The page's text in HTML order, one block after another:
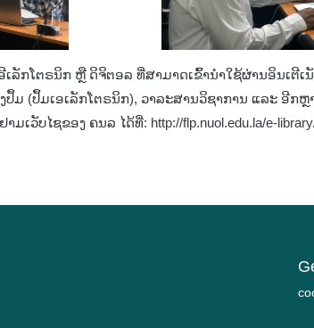
ລັກໂຕຣນິກ ຫຼື ດິຈິຕອລ ທີ່ສາມາດເຂົ້ານຳໃຊ້ຜ່ານອິນເຕີເນັ
ປຶ້ມ (ປຶ້ມເອເລັກໂຕຣນິກ), ວາລະສານວິຊາການ ແລະ ອີກ
ເວັບໄຊຂອງ ຄນລ ໄດ້ທີ່: http://flp.nuol.edu.la/e-